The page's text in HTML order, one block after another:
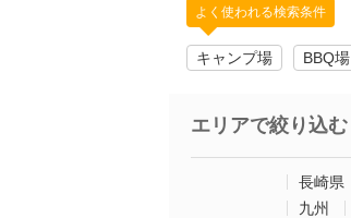
よく使われる検索条件
キャンプ場 BBQ場
エリアで絞り込む
長崎県
九州